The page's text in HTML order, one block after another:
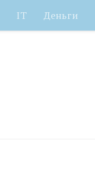
IT Деньги